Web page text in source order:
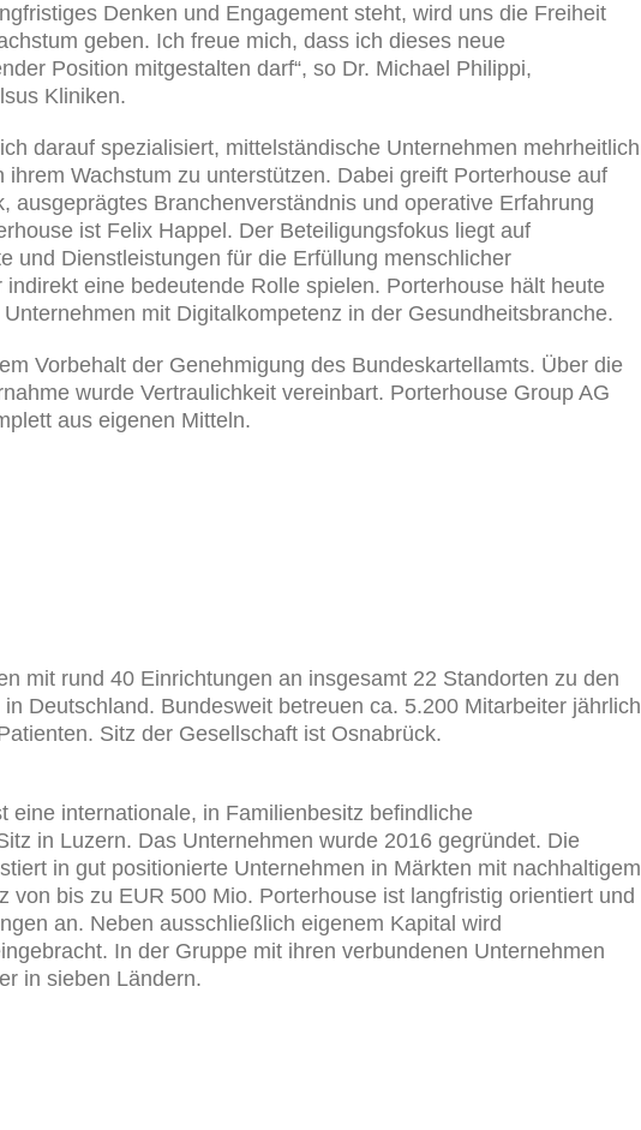
Denken und Engagement steht, wird uns die Freiheit
geben. Ich freue mich, dass ich dieses neue
Position mitgestalten darf“, so Dr. Michael Philippi,
Kliniken.
darauf spezialisiert, mittelständische Unternehmen mehrheitlich
Wachstum zu unterstützen. Dabei greift Porterhouse auf
ausgeprägtes Branchenverständnis und operative Erfahrung
ist Felix Happel. Der Beteiligungsfokus liegt auf
und Dienstleistungen für die Erfüllung menschlicher
eine bedeutende Rolle spielen. Porterhouse hält heute
mit Digitalkompetenz in der Gesundheitsbranche.
Vorbehalt der Genehmigung des Bundeskartellamts. Über die
wurde Vertraulichkeit vereinbart. Porterhouse Group AG
aus eigenen Mitteln.
mit rund 40 Einrichtungen an insgesamt 22 Standorten zu den
Deutschland. Bundesweit betreuen ca. 5.200 Mitarbeiter jährlich
Sitz der Gesellschaft ist Osnabrück.
eine internationale, in Familienbesitz befindliche
in Luzern. Das Unternehmen wurde 2016 gegründet. Die
in gut positionierte Unternehmen in Märkten mit nachhaltigem
von bis zu EUR 500 Mio. Porterhouse ist langfristig orientiert und
an. Neben ausschließlich eigenem Kapital wird
In der Gruppe mit ihren verbundenen Unternehmen
in sieben Ländern.